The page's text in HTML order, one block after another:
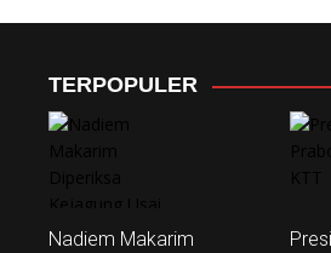
TERPOPULER
Nadiem Makarim